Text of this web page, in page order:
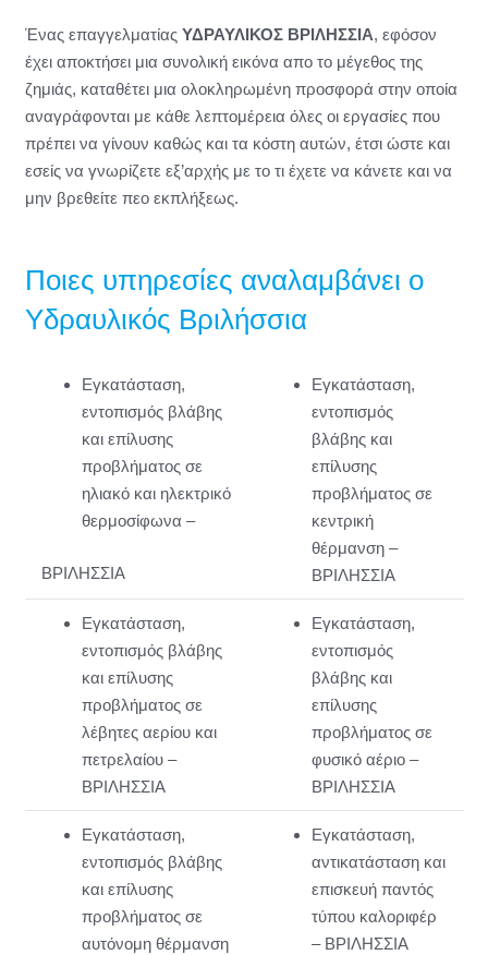
Ένας επαγγελματίας ΥΔΡΑΥΛΙΚΟΣ ΒΡΙΛΗΣΣΙΑ, εφόσον
έχει αποκτήσει μια συνολική εικόνα απο το μέγεθος της
ζημιάς, καταθέτει μια ολοκληρωμένη προσφορά στην οποία
αναγράφονται με κάθε λεπτομέρεια όλες οι εργασίες που
πρέπει να γίνουν καθώς και τα κόστη αυτών, έτσι ώστε και
εσείς να γνωρίζετε εξ’αρχής με το τι έχετε να κάνετε και να
μην βρεθείτε πεο εκπλήξεως.
Ποιες υπηρεσίες αναλαμβάνει ο
Υδραυλικός Βριλήσσια
Εγκατάσταση,
εντοπισμός βλάβης
και επίλυσης
προβλήματος σε
ηλιακό και ηλεκτρικό
θερμοσίφωνα –
ΒΡΙΛΗΣΣΙΑ
Εγκατάσταση,
εντοπισμός
βλάβης και
επίλυσης
προβλήματος σε
κεντρική
θέρμανση –
ΒΡΙΛΗΣΣΙΑ
Εγκατάσταση,
εντοπισμός βλάβης
και επίλυσης
προβλήματος σε
λέβητες αερίου και
πετρελαίου –
ΒΡΙΛΗΣΣΙΑ
Εγκατάσταση,
εντοπισμός
βλάβης και
επίλυσης
προβλήματος σε
φυσικό αέριο –
ΒΡΙΛΗΣΣΙΑ
Εγκατάσταση,
εντοπισμός βλάβης
και επίλυσης
προβλήματος σε
αυτόνομη θέρμανση
Εγκατάσταση,
αντικατάσταση και
επισκευή παντός
τύπου καλοριφέρ
– ΒΡΙΛΗΣΣΙΑ